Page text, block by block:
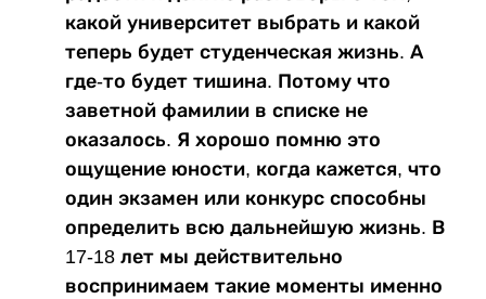
какой университет выбрать и какой
теперь будет студенческая жизнь. А
где-то будет тишина. Потому что
заветной фамилии в списке не
оказалось. Я хорошо помню это
ощущение юности, когда кажется, что
один экзамен или конкурс способны
определить всю дальнейшую жизнь. В
17-18 лет мы действительно
воспринимаем такие моменты именно